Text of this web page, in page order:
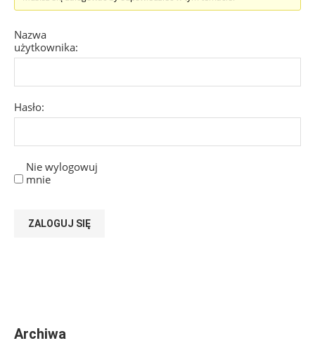
Nazwa
użytkownika:
Hasło:
Nie wylogowuj
mnie
ZALOGUJ SIĘ
Archiwa